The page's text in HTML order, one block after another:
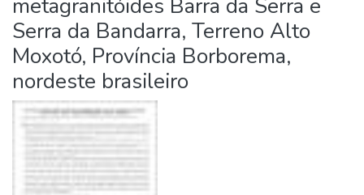
metagranitóides Barra da Serra e
Serra da Bandarra, Terreno Alto
Moxotó, Província Borborema,
nordeste brasileiro